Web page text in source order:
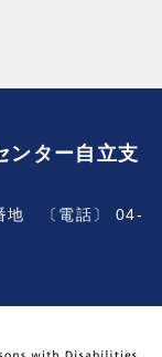
ンター自立支
地 〔電話〕 04-